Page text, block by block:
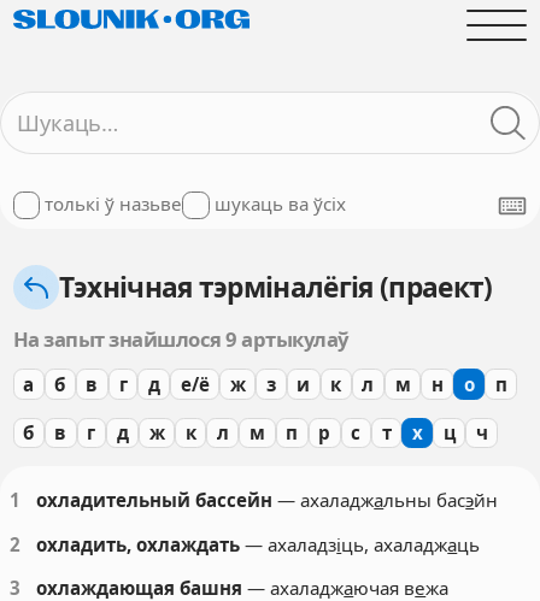
толькі ў назьве шукаць ва ўсіх
Тэхнічная тэрміналёгія (праект)
На запыт знайшлося 9 артыкулаў
а б в г д е/ё ж з и к л м н о п
б в г д ж к л м п р с т х ц ч
1 охладительный бассейн — ахаладжальны басэйн
2
охладить, охлаждать — ахаладзіць, ахаладжаць
3
охлаждающая башня — ахаладжаючая вежа